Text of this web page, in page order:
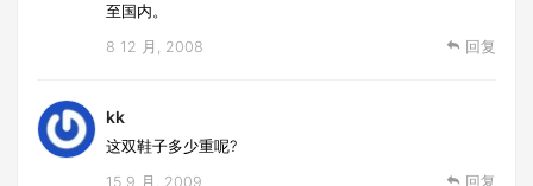
至国内。
8 12 月, 2008 回复
kk
这双鞋子多少重呢?
15 9 月, 2009 回复